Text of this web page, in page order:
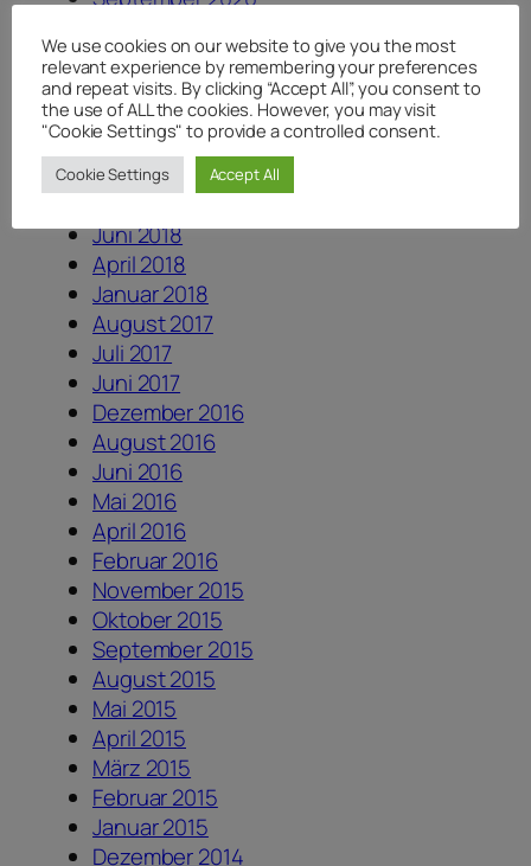
Juni 2020
Mai 2020
April 2020
August 2019
August 2018
Juni 2018
April 2018
Januar 2018
August 2017
Juli 2017
Juni 2017
Dezember 2016
August 2016
Juni 2016
Mai 2016
April 2016
Februar 2016
November 2015
Oktober 2015
September 2015
August 2015
Mai 2015
April 2015
März 2015
Februar 2015
Januar 2015
Dezember 2014
We use cookies on our website to give you the most
relevant experience by remembering your preferences
and repeat visits. By clicking “Accept All”, you consent to
the use of ALL the cookies. However, you may visit
"Cookie Settings" to provide a controlled consent.
Cookie Settings Accept All